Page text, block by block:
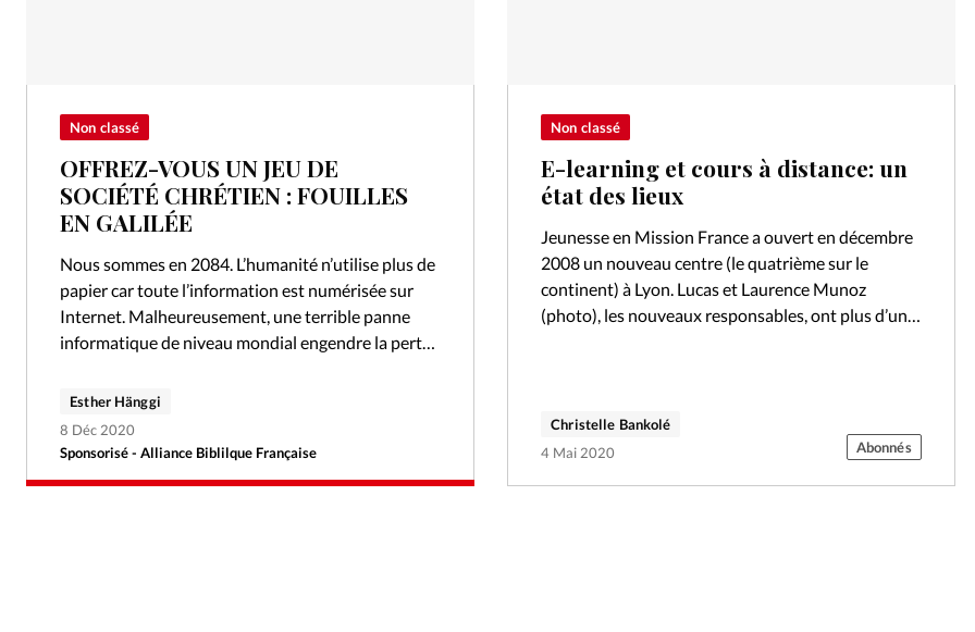
Non classé
OFFREZ-VOUS UN JEU DE
SOCIÉTÉ CHRÉTIEN : FOUILLES
EN GALILÉE
Nous sommes en 2084. L’humanité n’utilise plus de
papier car toute l’information est numérisée sur
Internet. Malheureusement, une terrible panne
informatique de niveau mondial engendre la perte
Sponsorisé - Alliance Biblilque Française
Esther Hänggi
8 Déc 2020
Non classé
E-learning et cours à distance: un
état des lieux
Jeunesse en Mission France a ouvert en décembre
2008 un nouveau centre (le quatrième sur le
continent) à Lyon. Lucas et Laurence Munoz
(photo), les nouveaux responsables, ont plus d’un
Christelle Bankolé
4 Mai 2020
Abonnés